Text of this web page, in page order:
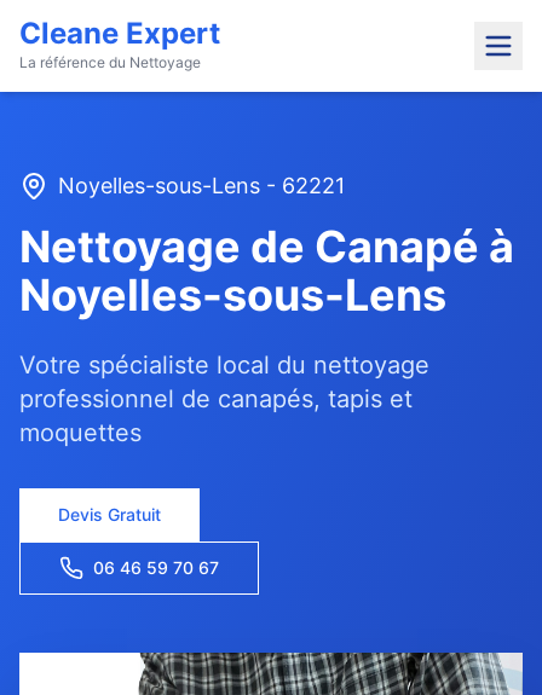
Cleane Expert
La référence du Nettoyage
Noyelles-sous-Lens - 62221
Nettoyage de Canapé à
Noyelles-sous-Lens
Votre spécialiste local du nettoyage
professionnel de canapés, tapis et
moquettes
Devis Gratuit
06 46 59 70 67